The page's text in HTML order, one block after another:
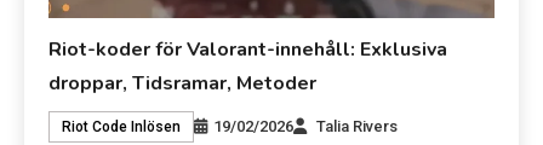
Riot-koder för Valorant-innehåll: Exklusiva
droppar, Tidsramar, Metoder
Riot Code Inlösen 19/02/2026 Talia Rivers